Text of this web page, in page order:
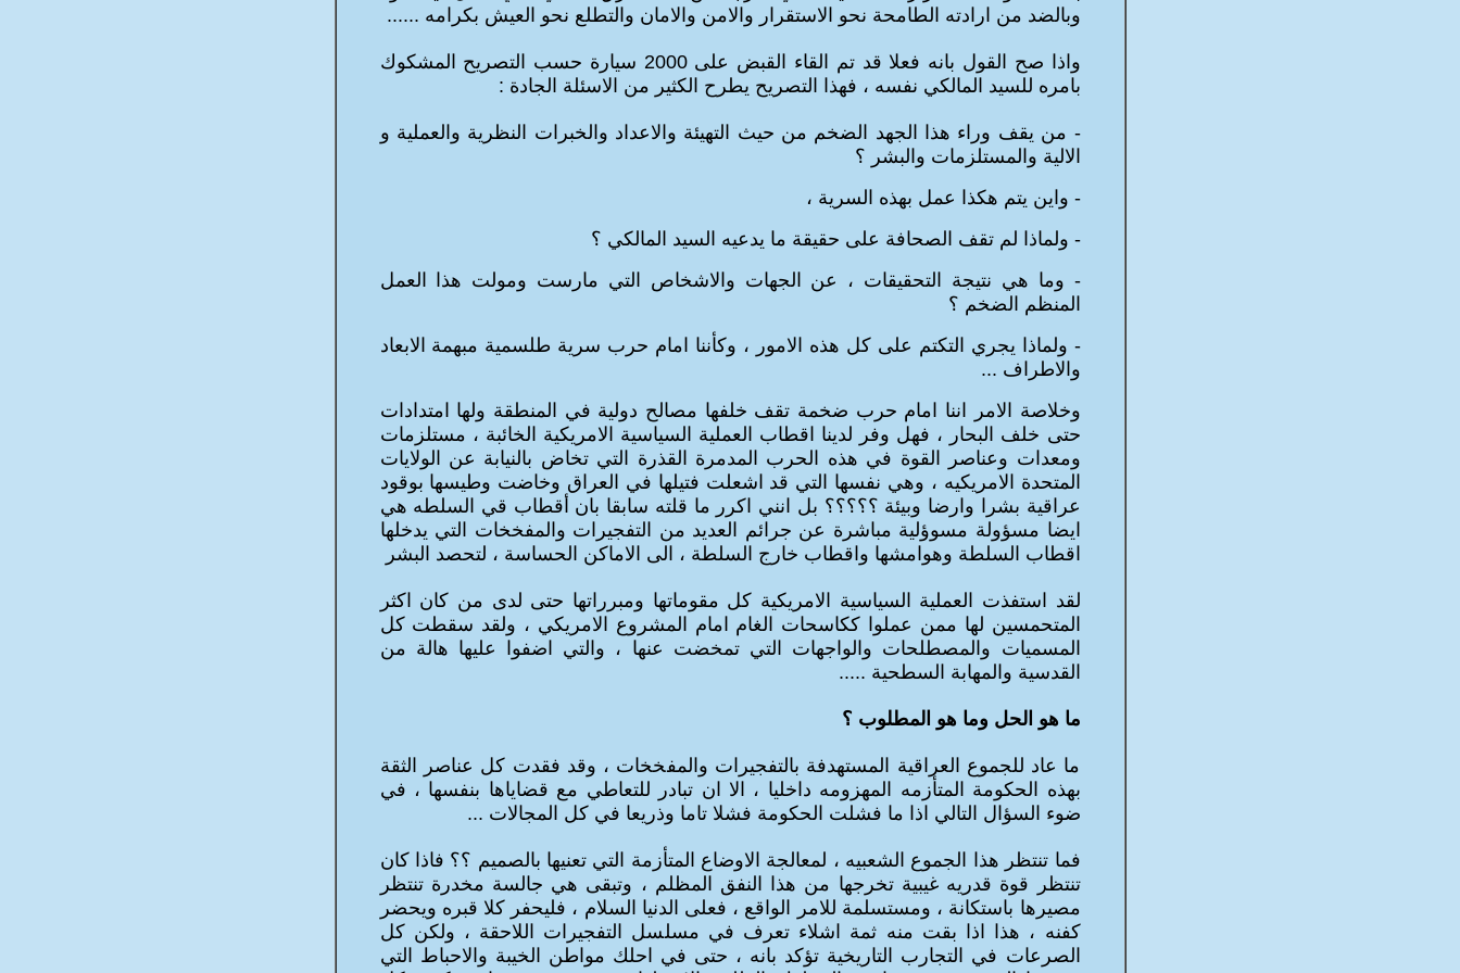
وبالضد من ارادته الطامحة نحو الاستقرار والامن والامان والتطلع نحو العيش بكرامه ......
واذا صح القول بانه فعلا قد تم القاء القبض على 2000 سيارة حسب التصريح المشكوك
بامره للسيد المالكي نفسه ، فهذا التصريح يطرح الكثير من الاسئلة الجادة :
- من يقف وراء هذا الجهد الضخم من حيث التهيئة والاعداد والخبرات النظرية والعملية و
الالية والمستلزمات والبشر ؟
- واين يتم هكذا عمل بهذه السرية ،
- ولماذا لم تقف الصحافة على حقيقة ما يدعيه السيد المالكي ؟
- وما هي نتيجة التحقيقات ، عن الجهات والاشخاص التي مارست ومولت هذا العمل
المنظم الضخم ؟
- ولماذا يجري التكتم على كل هذه الامور ، وكأننا امام حرب سرية طلسمية مبهمة الابعاد
والاطراف ...
وخلاصة الامر اننا امام حرب ضخمة تقف خلفها مصالح دولية في المنطقة ولها امتدادات
حتى خلف البحار ، فهل وفر لدينا اقطاب العملية السياسية الامريكية الخائبة ، مستلزمات
ومعدات وعناصر القوة في هذه الحرب المدمرة القذرة التي تخاض بالنيابة عن الولايات
المتحدة الامريكيه ، وهي نفسها التي قد اشعلت فتيلها في العراق وخاضت وطيسها بوقود
عراقية بشرا وارضا وبيئة ؟؟؟؟؟ بل انني اكرر ما قلته سابقا بان أقطاب قي السلطه هي
ايضا مسؤولة مسوؤلية مباشرة عن جرائم العديد من التفجيرات والمفخخات التي يدخلها
اقطاب السلطة وهوامشها واقطاب خارج السلطة ، الى الاماكن الحساسة ، لتحصد البشر
لقد استفذت العملية السياسية الامريكية كل مقوماتها ومبرر اتها حتى لدى من كان اكثر
المتحمسين لها ممن عملوا ككاسحات الغام امام المشروع الامريكي ، ولقد سقطت كل
لمسميات والمصطلحات والواجهات التي تمخضت عنها ، والتي اضفوا عليها هالة من
القدسية والمهابة السطحية .....
ما هو الحل وما هو المطلوب ؟
ما عاد للجموع العراقية المستهدفة بالتفجيرات والمفخخات ، وقد فقدت كل عناصر الثقة
بهذه الحكومة المتأزمه المهزومه داخليا ، الا ان تبادر للتعاطي مع قضاياها بنفسها ، في
ضوء السؤال التالي اذا ما فشلت الحكومة فشلا تاما وذر يعا في كل المجالات ...
فما تنتظر هذا الجموع الشعبيه ، لمعالجة الاوضاع المتأزمة التيتعنيها بالصميم ؟؟ فاذا كان
تنتظر قوة قدريه غيبية تخرجها من هذا النفق المظلم ، وتبقى هي جالسة مخدرة تنتظر
مصيرها باستكانة ، ومستسلمة للامر الواقع ، فعلى الدنيا السلام ، فليحفر كلا قبره ويحضر
كفنه ، هذا اذا بقت منه ثمة اشلاء تعرف في مسلسل التفجيرات اللاحقة ، ولكن كل
الصرعات في التجارب التاريخية تؤكد بانه ، حتى في احلك مواطن الخيبة والاحباط التي